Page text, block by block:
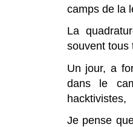
camps de la
La
souvent tous
Un jour, a
dans le
hacktivistes,
Je pense